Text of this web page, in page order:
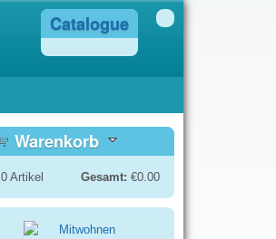
Catalogue
Warenkorb
0Artikel Gesamt: €0.00